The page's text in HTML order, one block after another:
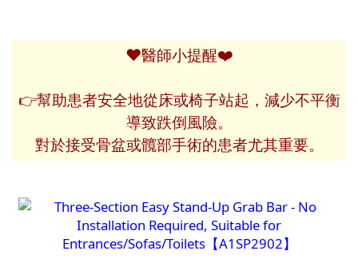
❤️醫師小提醒❤️
👉幫助患者安全地從床或椅子站起，減少不平衡
導致跌倒風險。
對於接受骨盆或髖部手術的患者尤其重要。